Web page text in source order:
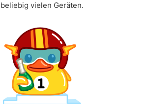
beliebig vielen Geräten.